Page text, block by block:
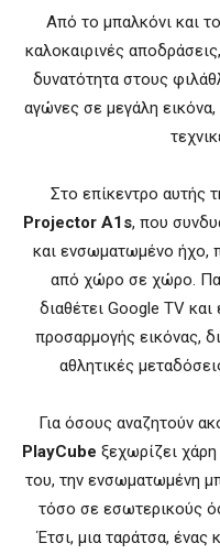
Από το μπαλκόνι και
καλοκαιρινές
δυνατότητα στους
αγώνες σε μεγάλη
Στο επίκεντρο αυτής
Projector A1s, που
και ενσωματωμένο ήχο,
από χώρο σε χώρο.
διαθέτει Google TV
προσαρμογής εικόνας,
αθλητικές
Για όσους αναζητούν
PlayCube ξεχωρίζει
του, την ενσωματωμένη
τόσο σε εσωτερικούς
Έτσι, μια ταράτσα,